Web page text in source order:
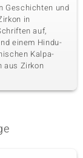
Geschichten und
in
auf,
einem Hindu-
Kalpa-
aus Zirkon